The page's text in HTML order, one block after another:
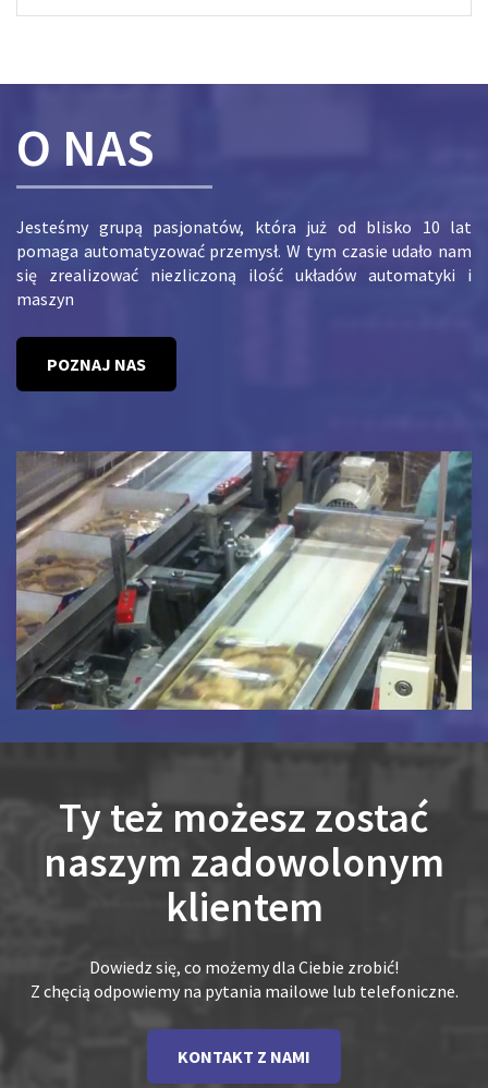
O NAS
Jesteśmy grupą pasjonatów, która już od blisko 10 lat
pomaga automatyzować przemysł. W tym czasie udało nam
się zrealizować niezliczoną ilość układów automatyki i
maszyn
POZNAJ NAS
Ty też możesz zostać
naszym zadowolonym
klientem
Dowiedz się, co możemy dla Ciebie zrobić!
Z chęcią odpowiemy na pytania mailowe lub telefoniczne.
KONTAKT Z NAMI